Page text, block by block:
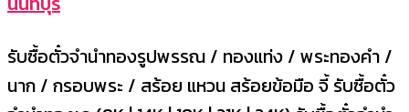
รับซื้อตั๋วจำนำทองรูปพรรณ / ทองแท่ง / พระทองคำ /
นาก / กรอบพระ / สร้อย แหวน สร้อยข้อมือ จี้ รับซื้อตั๋ว